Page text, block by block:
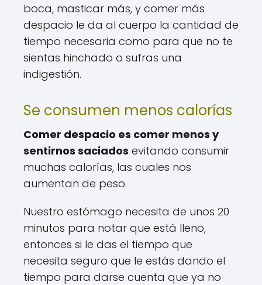
boca, masticar más, y comer más
despacio le da al cuerpo la cantidad de
tiempo necesaria como para que no te
sientas hinchado o sufras una
indigestión.
Se consumen menos calorías
Comer despacio es comer menos y
sentirnos saciados evitando consumir
muchas calorías, las cuales nos
aumentan de peso.
Nuestro estómago necesita de unos 20
minutos para notar que está lleno,
entonces si le das el tiempo que
necesita seguro que le estás dando el
tiempo para darse cuenta que ya no